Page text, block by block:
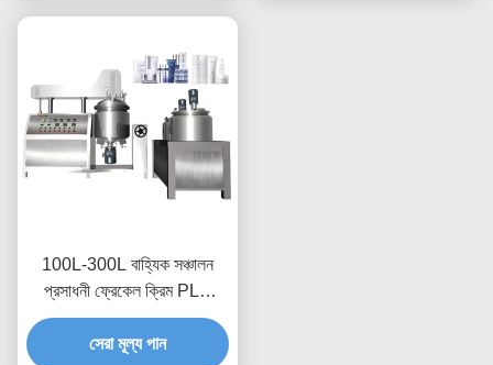
100L-300L বাহ্যিক সঞ্চালন
প্রসাধনী ফ্রেকেল ক্রিম PLC
ভ্যাকুয়াম মিক্সার ইমালসিফায়ার মেশিন
সেরা মূল্য পান